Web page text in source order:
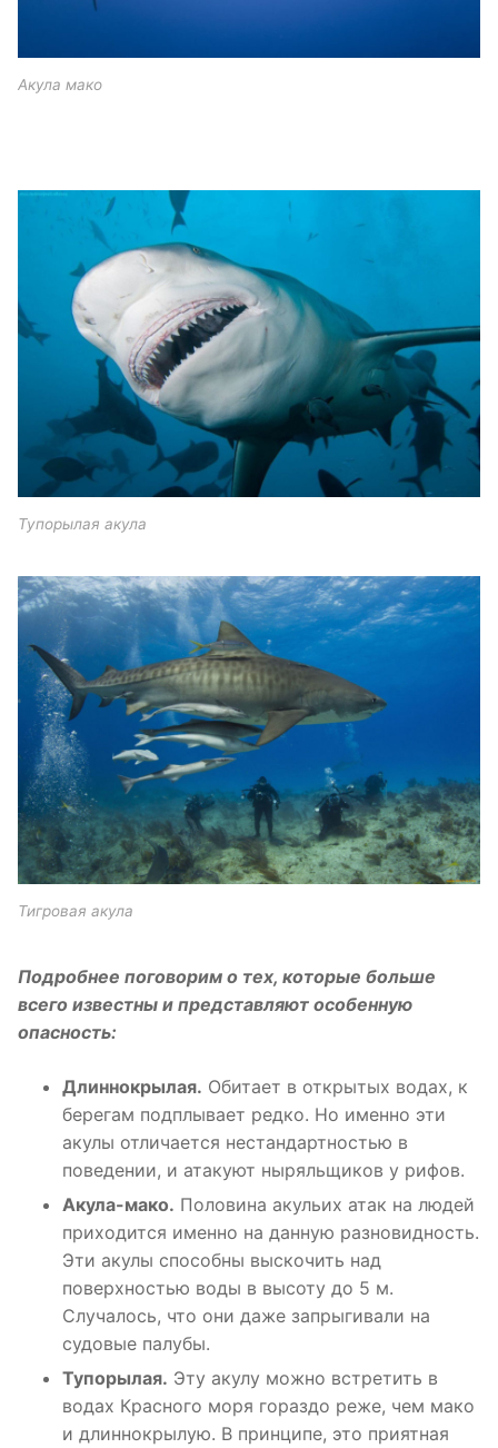
Акула мако
Тупорылая акула
Тигровая акула
Подробнее поговорим о тех, которые больше
всего известны и представляют особенную
опасность:
Длиннокрылая. Обитает в открытых водах, к
берегам подплывает редко. Но именно эти
акулы отличается нестандартностью в
поведении, и атакуют ныряльщиков у рифов.
Акула-мако. Половина акульих атак на людей
приходится именно на данную разновидность.
Эти акулы способны выскочить над
поверхностью воды в высоту до 5 м.
Случалось, что они даже запрыгивали на
судовые палубы.
Тупорылая. Эту акулу можно встретить в
водах Красного моря гораздо реже, чем мако
и длиннокрылую. В принципе, это приятная